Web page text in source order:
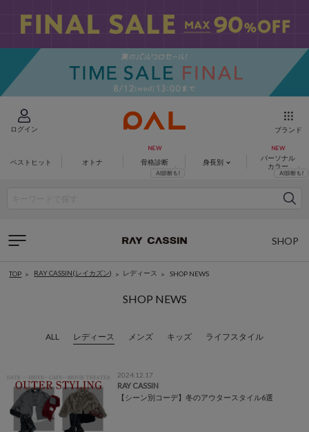
ログイン ブランド
ベストヒット オトナ 骨格診断 身長別
パーソナル
カラー
SHOP
TOP RAY CASSIN(レイカズン) レディース SHOP NEWS
SHOP NEWS
ALL レディース メンズ キッズ ライフスタイル
2024.12.17
RAY CASSIN
【シーン別コーデ】冬のアウタースタイル6選